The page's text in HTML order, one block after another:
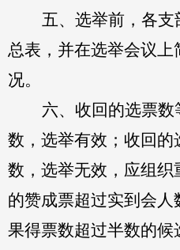
五、选举前，各
总表，并在选举会议
况。
六、收回的选票
数，选举有效；收回
数，选举无效，应组织
的赞成票超过实到会
果得票数超过半数的候